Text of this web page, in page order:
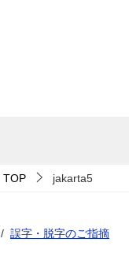
TOP jakarta5
/ 誤字・脱字のご指摘